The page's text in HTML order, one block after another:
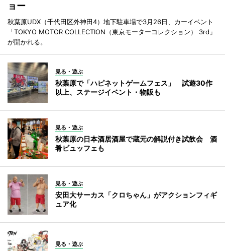
ョー
秋葉原UDX（千代田区外神田4）地下駐車場で3月26日、カーイベント
「TOKYO MOTOR COLLECTION（東京モーターコレクション） 3rd」
が開かれる。
見る・遊ぶ
秋葉原で「ハピネットゲームフェス」 試遊30作
以上、ステージイベント・物販も
見る・遊ぶ
秋葉原の日本酒居酒屋で蔵元の解説付き試飲会 酒
肴ビュッフェも
見る・遊ぶ
安田大サーカス「クロちゃん」がアクションフィギ
ュア化
見る・遊ぶ